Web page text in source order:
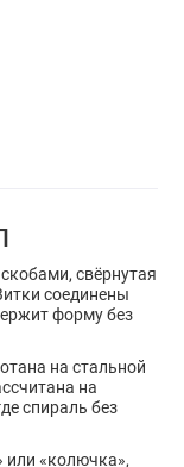
свёрнутая
соединены
форму без
на стальной
на
спираль без
или «колючка»,